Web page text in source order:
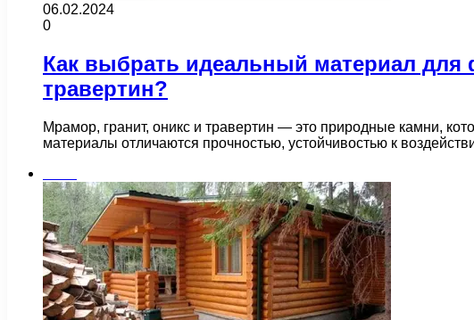
06.02.2024
0
Как выбрать идеальный материал для
травертин?
Мрамор, гранит, оникс и травертин — это природные камни,
материалы отличаются прочностью, устойчивостью к